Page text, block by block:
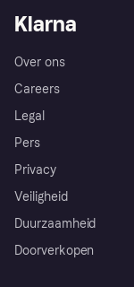
Klarna
Over ons
Careers
Legal
Pers
Privacy
Veiligheid
Duurzaamheid
Doorverkopen